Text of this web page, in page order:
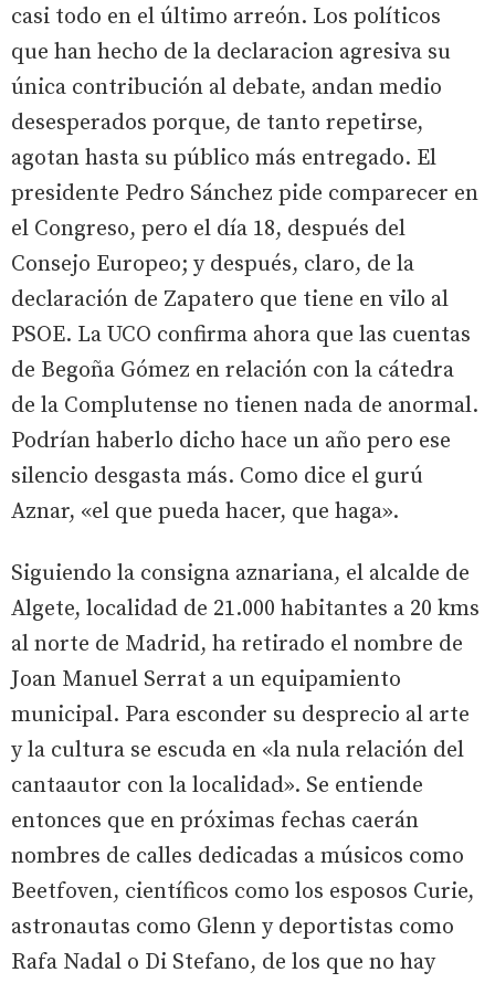
casi todo en el último arreón. Los políticos
que han hecho de la declaracion agresiva su
única contribución al debate, andan medio
desesperados porque, de tanto repetirse,
agotan hasta su público más entregado. El
presidente Pedro Sánchez pide comparecer en
el Congreso, pero el día 18, después del
Consejo Europeo; y después, claro, de la
declaración de Zapatero que tiene en vilo al
PSOE. La UCO confirma ahora que las cuentas
de Begoña Gómez en relación con la cátedra
de la Complutense no tienen nada de anormal.
Podrían haberlo dicho hace un año pero ese
silencio desgasta más. Como dice el gurú
Aznar, «el que pueda hacer, que haga».
Siguiendo la consigna aznariana, el alcalde de
Algete, localidad de 21.000 habitantes a 20 kms
al norte de Madrid, ha retirado el nombre de
Joan Manuel Serrat a un equipamiento
municipal. Para esconder su desprecio al arte
y la cultura se escuda en «la nula relación del
cantaautor con la localidad». Se entiende
entonces que en próximas fechas caerán
nombres de calles dedicadas a músicos como
Beetfoven, científicos como los esposos Curie,
astronautas como Glenn y deportistas como
Rafa Nadal o Di Stefano, de los que no hay